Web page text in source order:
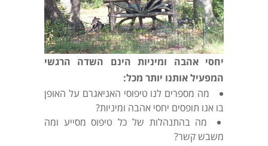
יחסי אהבה ומיניות הינם השדה הרגשי
המפעיל אותנו יותר מכל:
מה מספרים לנו טיפוסי האניאגרם על האופן
בו אנו תופסים יחסי אהבה ומיניות?
מה בהתנהלות של כל טיפוס מסייע ומה
משבש קשר?